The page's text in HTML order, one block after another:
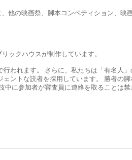
他の映画祭、脚本コンペティション、映
ックハウスが制作しています。
われます。 さらに、私たちは「有名人
ントな読者を採用しています。 勝者の
に参加者が審査員に連絡を取ることは